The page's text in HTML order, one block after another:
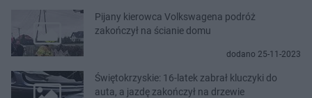
Pijany kierowca Volkswagena podróż
zakończył na ścianie domu
dodano 25-11-2023
Świętokrzyskie: 16-latek zabrał kluczyki do
auta, a jazdę zakończył na drzewie